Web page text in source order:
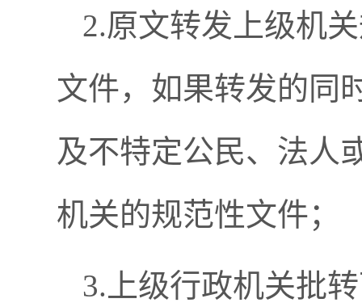
2.原文转发上级机
文件，如果转发的同
及不特定公民、法人
机关的规范性文件；
3.上级行政机关批